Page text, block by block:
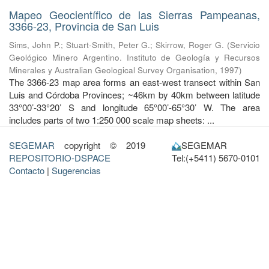
Mapeo Geocientífico de las Sierras Pampeanas,
3366-23, Provincia de San Luis
Sims, John P.; Stuart-Smith, Peter G.;Skirrow, Roger G. (Servicio
Geológico Minero Argentino. Instituto de Geología y Recursos
Minerales y Australian Geological Survey Organisation, 1997)
The 3366-23 map area forms an east-west transect within San
Luis and Córdoba Provinces; ~46km by 40km between latitude
33°00’-33°20’ S and longitude 65°00’-65°30’ W. The area
includes parts of two 1:250 000 scale map sheets: ...
SEGEMAR copyright © 2019
REPOSITORIO-DSPACE
Contacto | Sugerencias
SEGEMAR
Tel:(+5411) 5670-0101